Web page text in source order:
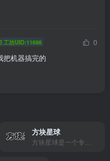
工坊UID:11698
0
把机器搞完的
方块星球
方块星球是一个专注于我的世界的中文论坛，提供丰富的资源分享、玩家交流和创意展示，包括地图、皮肤、数据包等内容，打造Minecraft玩家的专属社区乐园！